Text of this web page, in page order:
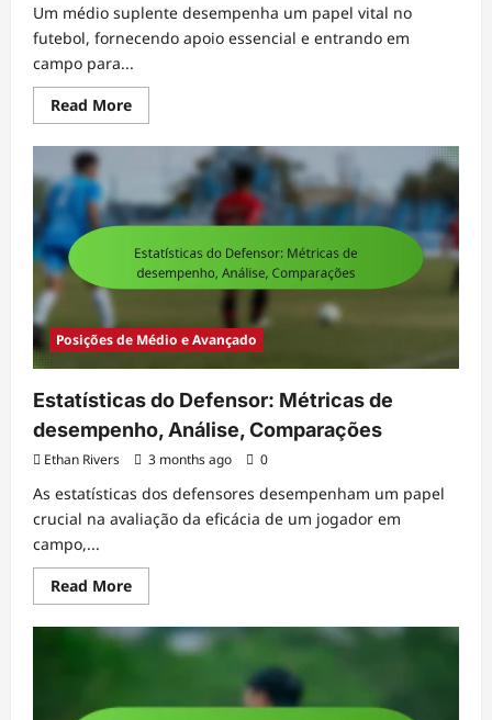
Um médio suplente desempenha um papel vital no
futebol, fornecendo apoio essencial e entrando em
campo para...
Read MoreRead
more
Médio
Backup:
Versatilidade,
Prontidão,
Apoio
Posições de Médio e Avançado
Estatísticas do Defensor: Métricas de
desempenho, Análise, Comparações
Ethan Rivers 3 months ago 0
As estatísticas dos defensores desempenham um papel
crucial na avaliação da eficácia de um jogador em
campo,...
Read MoreRead
more
Estatísticas
do
Defensor:
desempenho,